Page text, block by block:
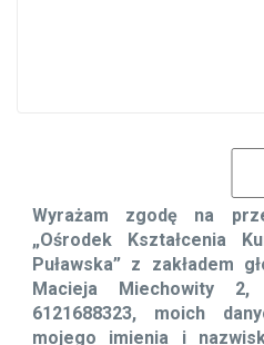
Wyrażam zgodę na
„Ośrodek Kształcenia
Puławska” z zakładem
Macieja Miechowity 2,
6121688323, moich
mojego imienia i